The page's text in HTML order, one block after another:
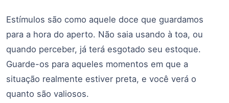
Estímulos são como aquele doce que guardamos
para a hora do aperto. Não saia usando à toa, ou
quando perceber, já terá esgotado seu estoque.
Guarde-os para aqueles momentos em que a
situação realmente estiver preta, e você verá o
quanto são valiosos.